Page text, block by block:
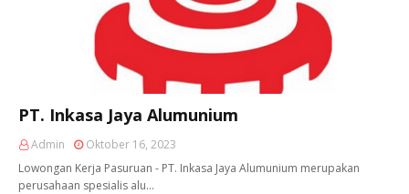
PT. Inkasa Jaya Alumunium
Admin
Oktober 16, 2023
Lowongan Kerja Pasuruan - PT. Inkasa Jaya Alumunium merupakan
perusahaan spesialis alu…